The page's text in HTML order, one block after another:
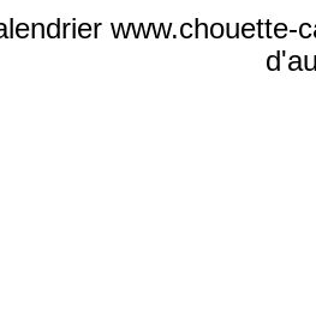
www.chouette-